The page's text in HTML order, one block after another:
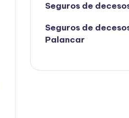
Seguros de
Seguros de
Palancar